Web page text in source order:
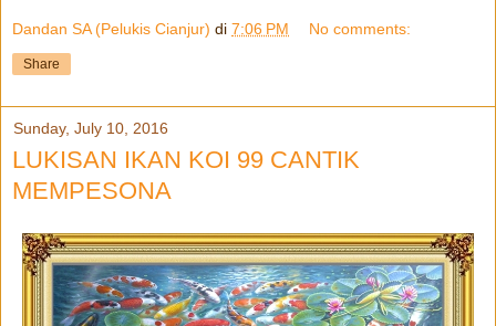
Dandan SA (Pelukis Cianjur) di 7:06 PM No comments:
Share
Sunday, July 10, 2016
LUKISAN IKAN KOI 99 CANTIK
MEMPESONA